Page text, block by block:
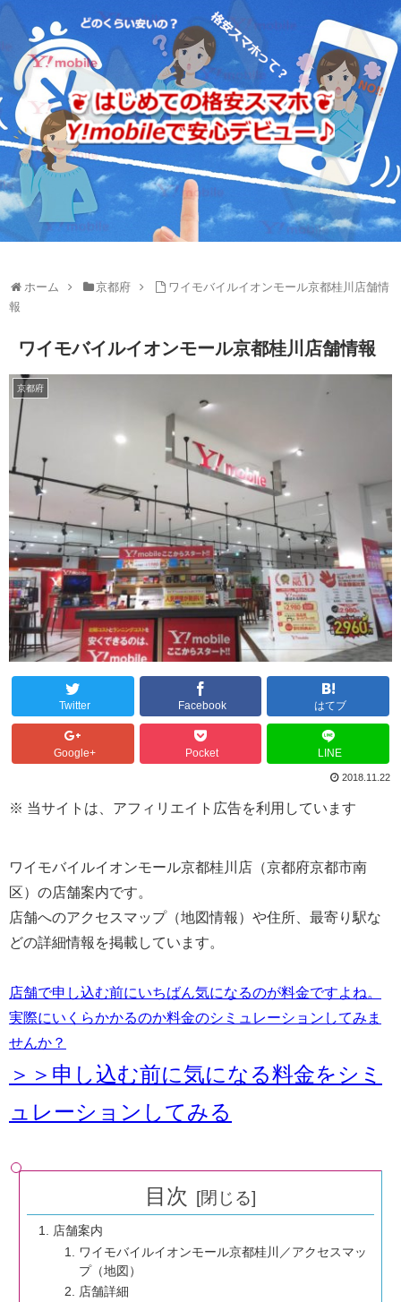
ホーム 京都府
ワイモバイルイオンモール京都桂川店舗情
報
ワイモバイルイオンモール京都桂川店舗情報
京都府
Twitter Facebook はてブ
Google+ Pocket LINE
2018.11.22
※ 当サイトは、アフィリエイト広告を利用しています
ワイモバイルイオンモール京都桂川店（京都府京都市南
区）の店舗案内です。
店舗へのアクセスマップ（地図情報）や住所、最寄り駅な
どの詳細情報を掲載しています。
店舗で申し込む前にいちばん気になるのが料金ですよね。
実際にいくらかかるのか料金のシミュレーションしてみま
せんか？
＞＞申し込む前に気になる料金をシミ
ュレーションしてみる
目次
店舗案内
ワイモバイルイオンモール京都桂川／アクセスマッ
プ（地図）
店舗詳細